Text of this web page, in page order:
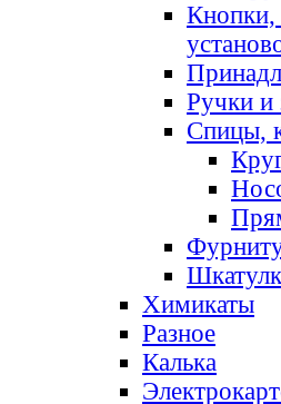
Кнопки,
Ручки и
Спицы,
Химикаты
Разное
Калька